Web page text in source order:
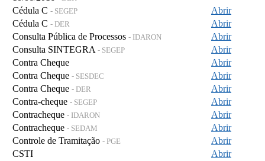
Cédula C - SEGEP
Abrir
Cédula C - DER
Abrir
Consulta Pública de Processos - IDARON
Abrir
Consulta SINTEGRA - SEGEP
Abrir
Contra Cheque
Abrir
Contra Cheque - SESDEC
Abrir
Contra Cheque - DER
Abrir
Contra-cheque - SEGEP
Abrir
Contracheque - IDARON
Abrir
Contracheque - SEDAM
Abrir
Controle de Tramitação - PGE
Abrir
CSTI
Abrir